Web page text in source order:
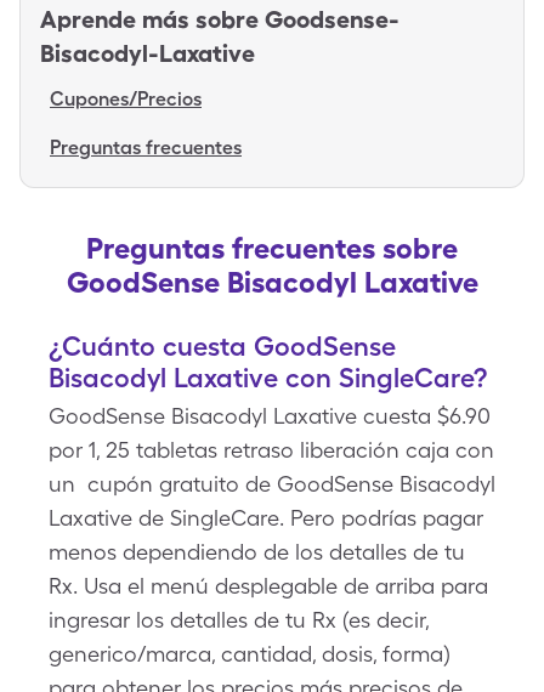
Aprende más sobre Goodsense-
Bisacodyl-Laxative
Cupones/Precios
Preguntas frecuentes
Preguntas frecuentes sobre
GoodSense Bisacodyl Laxative
¿Cuánto cuesta GoodSense
Bisacodyl Laxative con SingleCare?
GoodSense Bisacodyl Laxative cuesta $6.90
por 1, 25 tabletas retraso liberación caja con
un cupón gratuito de GoodSense Bisacodyl
Laxative de SingleCare. Pero podrías pagar
menos dependiendo de los detalles de tu
Rx. Usa el menú desplegable de arriba para
ingresar los detalles de tu Rx (es decir,
generico/marca, cantidad, dosis, forma)